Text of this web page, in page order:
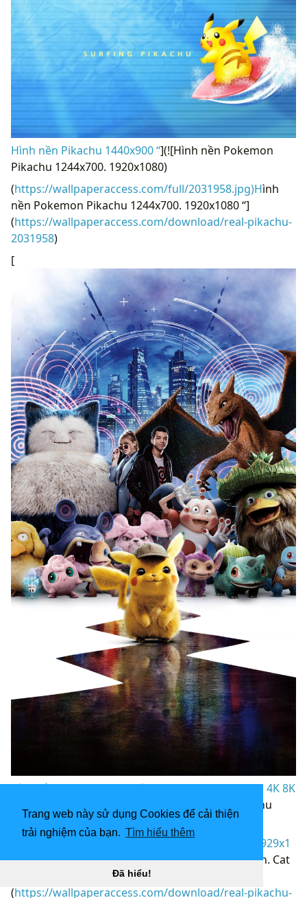
Trang web này sử dụng Cookies để cải thiện
trải nghiệm của bạn. Tìm hiểu thêm
Đã hiểu!
Hình nền Pikachu 1440x900 “](![Hình nền Pokemon
Pikachu 1244x700. 1920x1080)
(https://wallpaperaccess.com/full/2031958.jpg)Hình
nền Pokemon Pikachu 1244x700. 1920x1080 “]
(https://wallpaperaccess.com/download/real-pikachu-
2031958)
[
Hình nền 1440x2560 Pokémon Detective Pikachu 4K 8K
](![1929x1085 Super Smash Bros Ultimate Pikachu
hình nền. Cat with Monocle)
https://wallpaperaccess.com/full/3737228.jpg)1929x1
085Super Smash Bros Ultimate Pikachu hình nền. Cat
(https://wallpaperaccess.com/download/real-pikachu-